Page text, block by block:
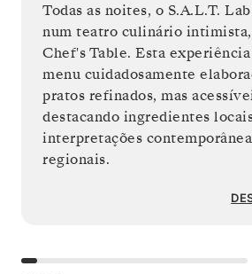
Todas as noites, o S.A.L.T.
num teatro culinário intimista,
Chef's Table. Esta
menu cuidadosamente
pratos refinados, mas
destacando ingredientes
interpretações
regionais.